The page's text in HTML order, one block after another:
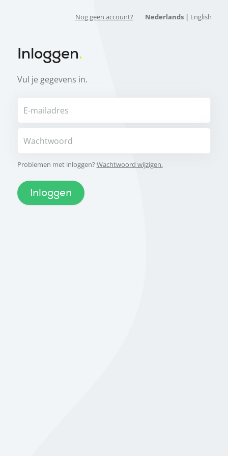
Nog geen account? Nederlands | English
Inloggen
Vul je gegevens in.
E-mailadres
Wachtwoord
Problemen met inloggen? Wachtwoord wijzigen.
Inloggen